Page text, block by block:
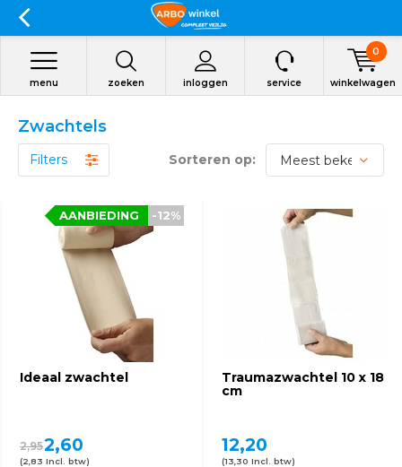
zoeken inloggen
menu service winkelwagen
0
Zwachtels
Filters Sorteren op:
Ideaal zwachtel
-12%
AANBIEDING
2,952,60
(2,83 Incl. btw)
Traumazwachtel 10 x 18
cm
12,20
(13,30 Incl. btw)